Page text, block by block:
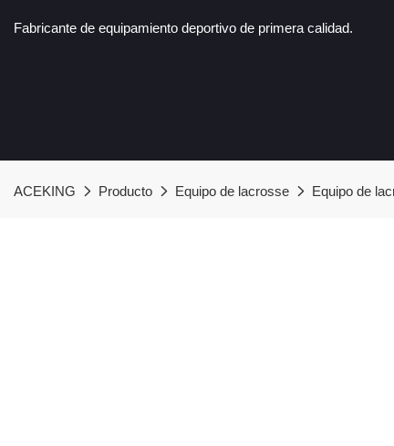
Fabricante de equipamiento deportivo de primera calidad.
ACEKING Producto Equipo de lacrosse Equipo de